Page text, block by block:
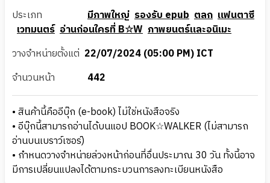
ประเภท
มีภาพใหญ่ รองรับ epub ตลก แฟนตาซี
เวทมนตร์ อ่านก่อนใครที่ B☆W ภาพยนตร์และอนิเมะ
วางจำหน่ายตั้งแต่ 22/07/2024 (05:00 PM) ICT
จำนวนหน้า
442
• สินค้านี้คืออีบุ๊ก (e-book) ไม่ใช่หนังสือจริง
• อีบุ๊กนี้สามารถอ่านได้บนแอป BOOK☆WALKER (ไม่สามารถ
อ่านบนเบราว์เซอร์)
• กำหนดวางจำหน่ายล่วงหน้าก่อนที่อื่นประมาณ 30 วัน ทั้งนี้อาจ
มีการเปลี่ยนแปลงได้ตามกระบวนการลงทะเบียนหนังสือ